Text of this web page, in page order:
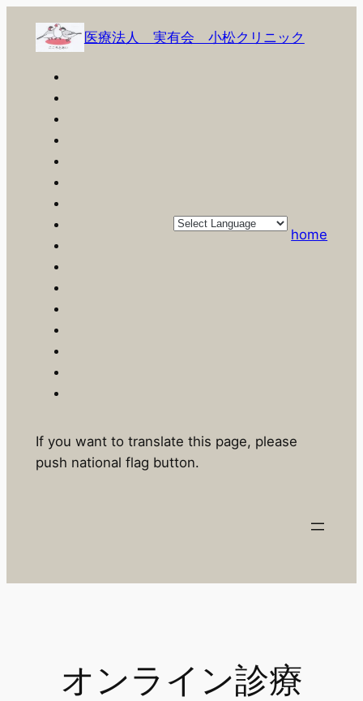
医療法人 実有会 小松クリニック
home
If you want to translate this page, please
push national flag button.
オンライン診療